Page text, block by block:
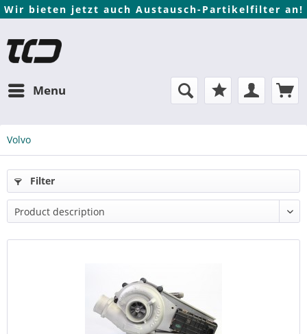
Wir bieten jetzt auch Austausch-Partikelfilter an!
Menu
Volvo
Filter